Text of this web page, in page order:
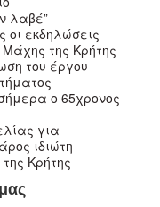
λαβέ”
εκδηλώσεις
της Κρήτης
του έργου
ο 65χρονος
για
ιδιώτη
Κρήτης